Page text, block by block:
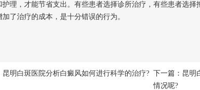
护理，才能节省支出。有些患者选择诊所治疗，有些患者选
加了治疗的成本，是十分错误的行为。
昆明白斑医院分析白癜风如何进行科学的治疗? 下一篇： 昆明
情况呢?